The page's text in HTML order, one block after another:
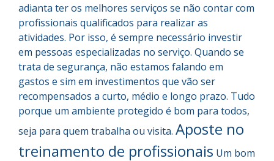
adianta ter os melhores serviços se não contar com
profissionais qualificados para realizar as
atividades. Por isso, é sempre necessário investir
em pessoas especializadas no serviço. Quando se
trata de segurança, não estamos falando em
gastos e sim em investimentos que vão ser
recompensados a curto, médio e longo prazo. Tudo
porque um ambiente protegido é bom para todos,
seja para quem trabalha ou visita. Aposte no
treinamento de profissionais Um bom